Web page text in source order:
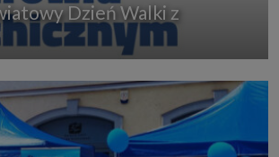
Dzień Walki z